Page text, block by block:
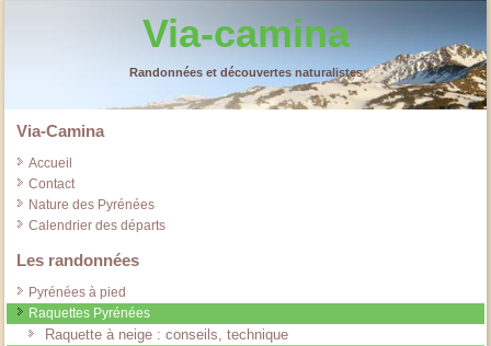
Via-camina
Randonnées et découvertes naturalistes
Via-Camina
Accueil
Contact
Nature des Pyrénées
Calendrier des départs
Les randonnées
Pyrénées à pied
Raquettes Pyrénées
Raquette à neige : conseils, technique